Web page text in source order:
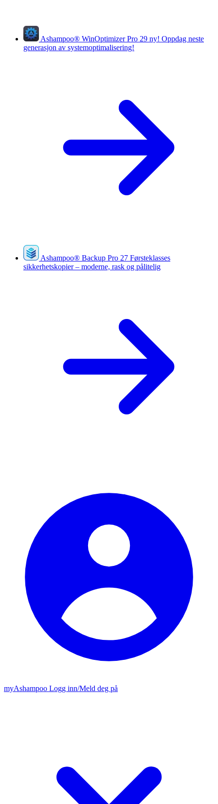
Ashampoo® WinOptimizer Pro 29 ny! Oppdag neste
generasjon av systemoptimalisering!
Ashampoo® Backup Pro 27 Førsteklasses
sikkerhetskopier – moderne, rask og pålitelig
myAshampoo Logg inn/Meld deg på